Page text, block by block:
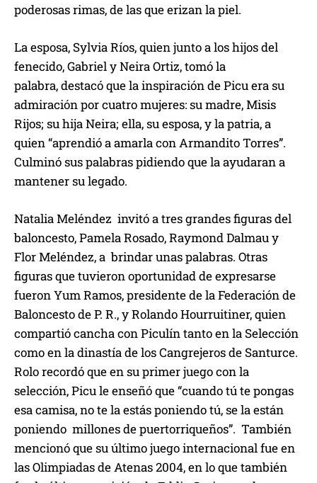
poderosas rimas, de las que erizan la piel.
La esposa, Sylvia Ríos, quien junto a los hijos del
fenecido, Gabriel y Neira Ortiz, tomó la
palabra, destacó que la inspiración de Picu era su
admiración por cuatro mujeres: su madre, Misis
Rijos; su hija Neira; ella, su esposa, y la patria, a
quien “aprendió a amarla con Armandito Torres”.
Culminó sus palabras pidiendo que la ayudaran a
mantener su legado.
Natalia Meléndez invitó a tres grandes figuras del
baloncesto, Pamela Rosado, Raymond Dalmau y
Flor Meléndez, a brindar unas palabras. Otras
figuras que tuvieron oportunidad de expresarse
fueron Yum Ramos, presidente de la Federación de
Baloncesto de P. R., y Rolando Hourruitiner, quien
compartió cancha con Piculín tanto en la Selección
como en la dinastía de los Cangrejeros de Santurce.
Rolo recordó que en su primer juego con la
selección, Picu le enseñó que “cuando tú te pongas
esa camisa, no te la estás poniendo tú, se la están
poniendo millones de puertorriqueños”. También
mencionó que su último juego internacional fue en
las Olimpiadas de Atenas 2004, en lo que también